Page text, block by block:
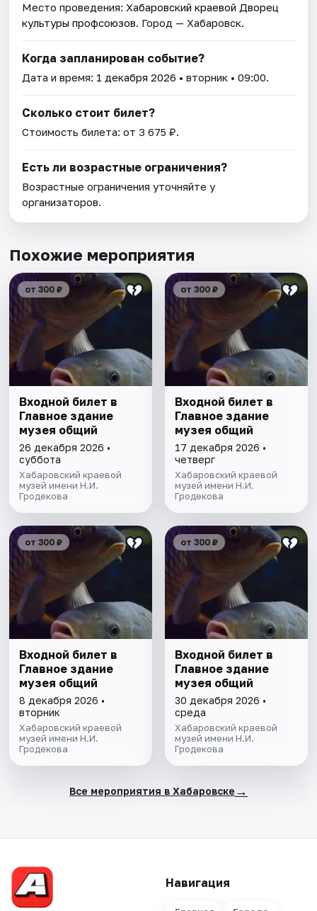
Место проведения:Хабаровский краевой Дворец
культуры профсоюзов. Город — Хабаровск.
Когда запланирован событие?
Дата и время: 1 декабря 2026 • вторник • 09:00.
Сколько стоит билет?
Стоимость билета: от 3 675 ₽.
Есть ли возрастные ограничения?
Возрастные ограничения уточняйте у
организаторов.
Похожие мероприятия
от 300 ₽
Входной билет в
Главное здание
музея общий
26 декабря 2026 •
суббота
Хабаровский краевой
музей имени Н.И.
Гродекова
от 300 ₽
Входной билет в
Главное здание
музея общий
17 декабря 2026 •
четверг
Хабаровский краевой
музей имени Н.И.
Гродекова
от 300 ₽
Входной билет в
Главное здание
музея общий
8 декабря 2026 •
вторник
Хабаровский краевой
музей имени Н.И.
Гродекова
от 300 ₽
Входной билет в
Главное здание
музея общий
30 декабря 2026 •
среда
Хабаровский краевой
музей имени Н.И.
Гродекова
Все мероприятия в Хабаровске →
Навигация